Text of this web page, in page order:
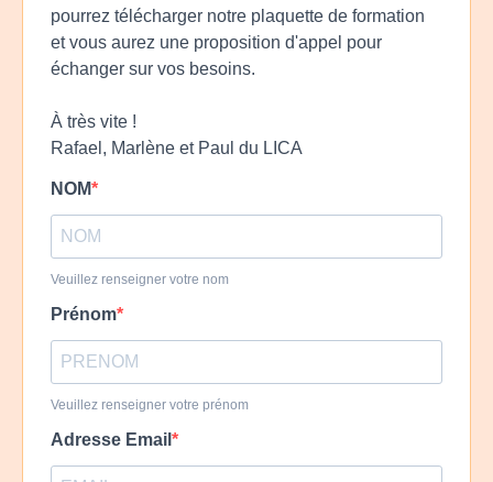
pourrez télécharger notre plaquette de formation
et vous aurez une proposition d'appel pour
échanger sur vos besoins.
À très vite !
Rafael, Marlène et Paul du LICA
NOM
Veuillez renseigner votre nom
Prénom
Veuillez renseigner votre prénom
Adresse Email